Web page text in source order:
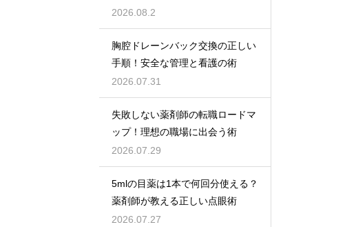
2026.08.2
胸腔ドレーンバック交換の正しい
手順！安全な管理と看護の術
2026.07.31
失敗しない薬剤師の転職ロードマ
ップ！理想の職場に出会う術
2026.07.29
5mlの目薬は1本で何回分使える？
薬剤師が教える正しい点眼術
2026.07.27